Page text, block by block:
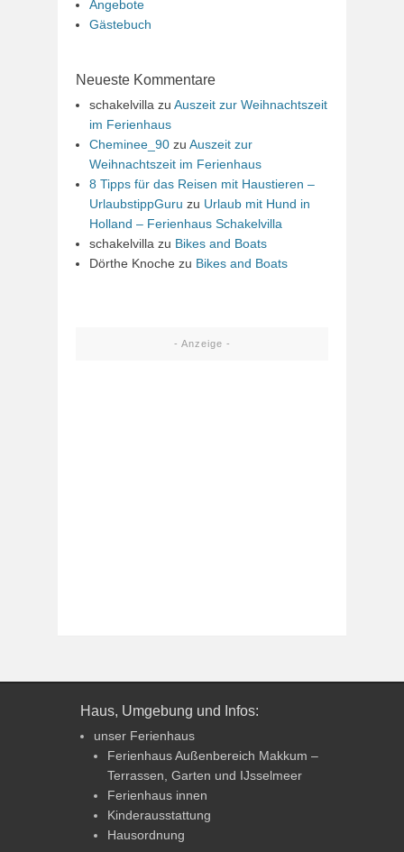
Angebote
Gästebuch
Neueste Kommentare
schakelvilla zu Auszeit zur Weihnachtszeit
im Ferienhaus
Cheminee_90 zu Auszeit zur
Weihnachtszeit im Ferienhaus
8 Tipps für das Reisen mit Haustieren –
UrlaubstippGuru zu Urlaub mit Hund in
Holland – Ferienhaus Schakelvilla
schakelvilla zu Bikes and Boats
Dörthe Knoche zu Bikes and Boats
- Anzeige -
Haus, Umgebung und Infos:
unser Ferienhaus
Ferienhaus Außenbereich Makkum –
Terrassen, Garten und IJsselmeer
Ferienhaus innen
Kinderausstattung
Hausordnung